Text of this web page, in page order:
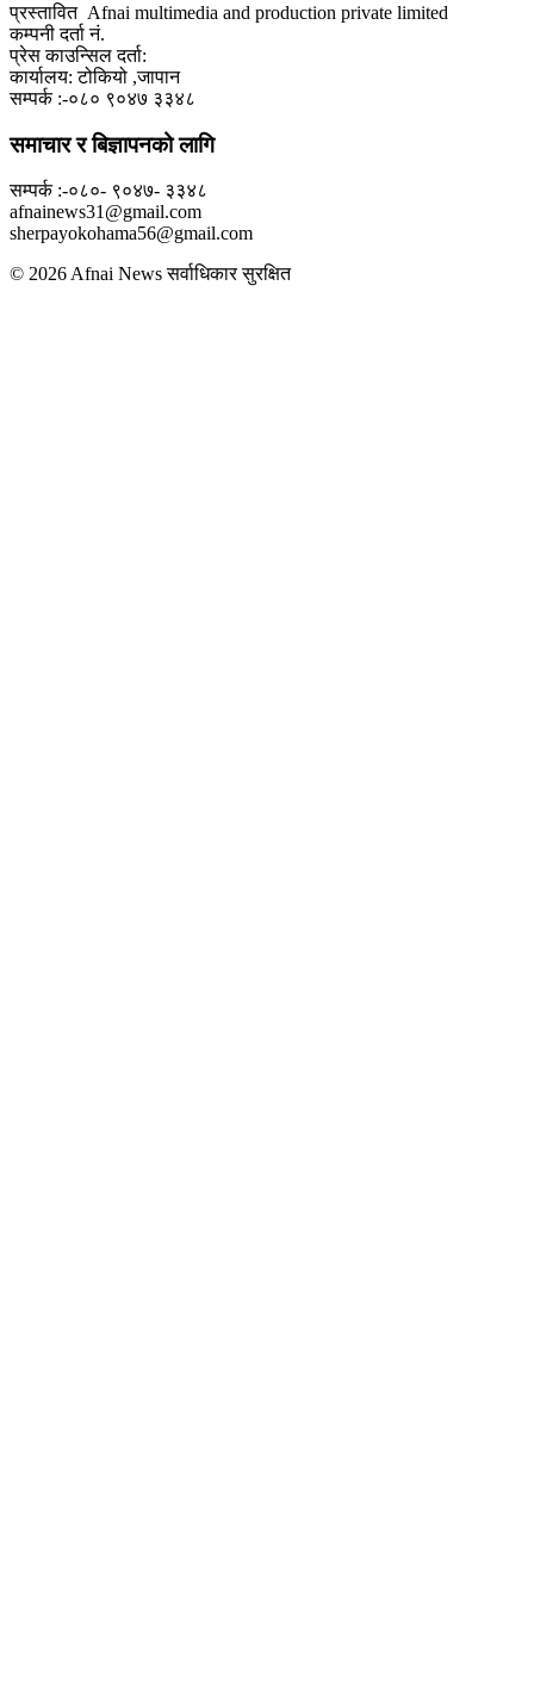
प्रस्तावित Afnai multimedia and production private limited
कम्पनी दर्ता नं.
प्रेस काउन्सिल दर्ता:
कार्यालय: टोकियो ,जापान
सम्पर्क :-०८० ९०४७ ३३४८
समाचार र बिज्ञापनको लागि
सम्पर्क :-०८०- ९०४७- ३३४८
afnainews31@gmail.com
sherpayokohama56@gmail.com
© 2026 Afnai News सर्वाधिकार सुरक्षित